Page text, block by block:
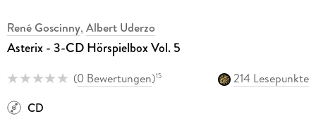
René Goscinny, Albert Uderzo
Asterix - 3-CD Hörspielbox Vol. 5
(0 Bewertungen)15
214 Lesepunkte
CD